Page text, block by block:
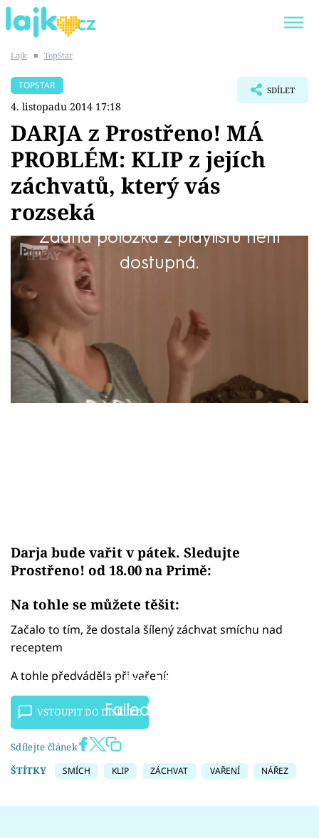
SHOPAHOLICADEL
Témata
Showbyznys
Youtubeři
Virály
Sex a vztahy
Videa
Sledujte prima+
Lajk ■ TopStar
TOPSTAR
4. listopadu 2014 17:18
SDÍLET
DARJA z Prostřeno! MÁ
PROBLÉM: KLIP z jejích
záchvatů, který vás
rozseká
Žádná položka z playlistu není
dostupná.
Nářez. Nic výstižnějšího se k tomu říct nedá.
Darja z Prostřeno! v klipu, který musíte vidět:
Darja bude vařit v pátek. Sledujte
Prostřeno! od 18.00 na Primě:
Na tohle se můžete těšit:
Začalo to tím, že dostala šílený záchvat smíchu nad
receptem
Failed to fetch
A tohle předváděla při vaření:
Failed to fetch
VSTOUPIT DO DISKUZE
Sdílejte článek
ŠTÍTKY
SMÍCH KLIP ZÁCHVAT VAŘENÍ NÁŘEZ